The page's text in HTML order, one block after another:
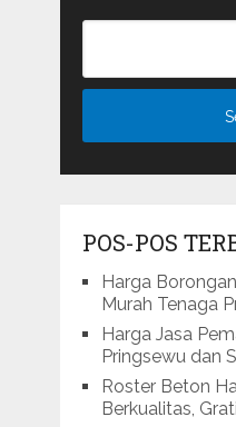
POS-POS
Harga
Murah Tenaga
Harga Jasa
Pringsewu dan
Roster Beton
Berkualitas,